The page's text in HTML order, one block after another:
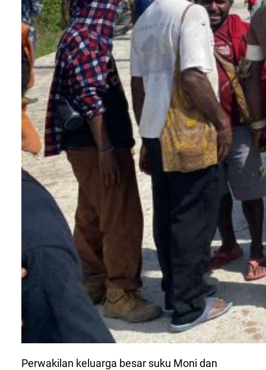
Perwakilan keluarga besar suku Moni dan